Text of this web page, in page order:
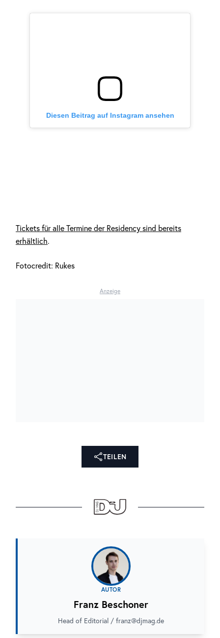
Diesen Beitrag auf Instagram ansehen
Tickets für alle Termine der Residency sind bereits
erhältlich.
Fotocredit: Rukes
Anzeige
TEILEN
AUTOR
Franz Beschoner
Head of Editorial / franz@djmag.de